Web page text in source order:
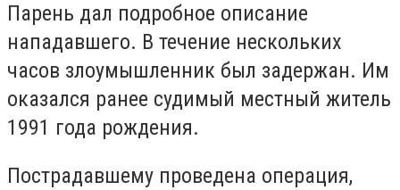
Парень дал подробное описание
нападавшего. В течение нескольких
часов злоумышленник был задержан. Им
оказался ранее судимый местный житель
1991 года рождения.
Пострадавшему проведена операция,